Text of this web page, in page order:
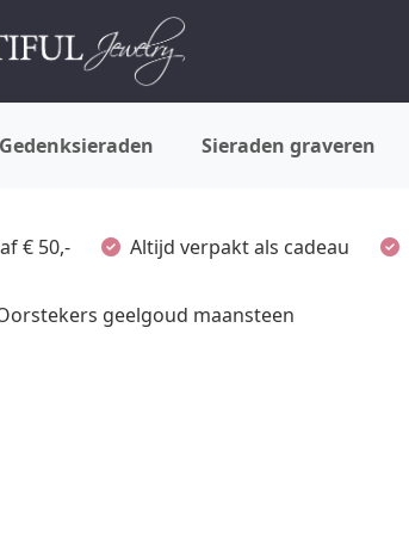
Gedenksieraden Sieraden graveren
€ 50,- Altijd verpakt als cadeau
geelgoud maansteen